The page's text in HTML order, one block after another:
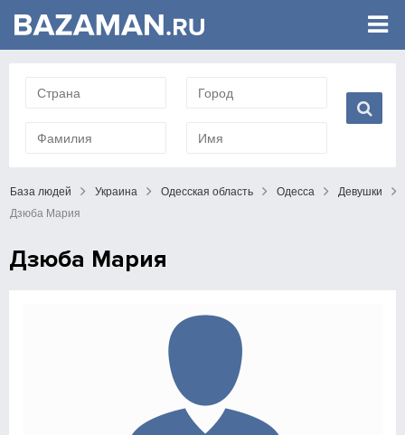
База людей Украина Одесская область Одесса
Девушки
Дзюба Мария
Дзюба Мария